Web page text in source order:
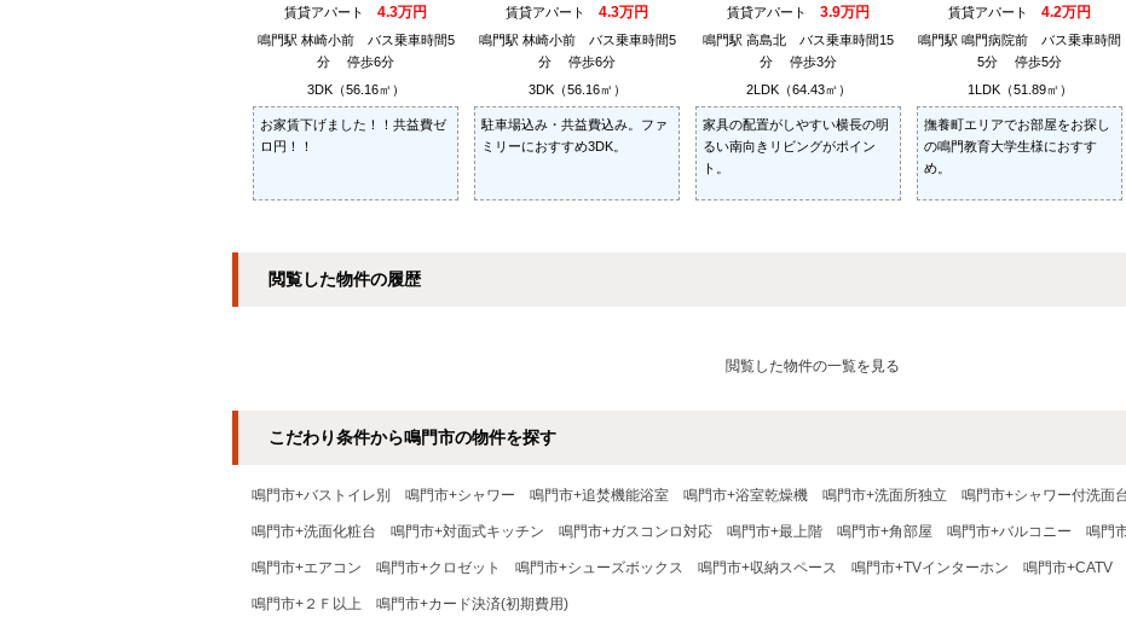
賃貸アパート 4.3万円
鳴門駅 林崎小前 バス乗車時間5
分 停歩6分
3DK（56.16㎡）
お家賃下げました！！共益費ゼ
ロ円！！
賃貸アパート 4.3万円
鳴門駅 林崎小前 バス乗車時間5
分 停歩6分
3DK（56.16㎡）
駐車場込み・共益費込み。ファ
ミリーにおすすめ3DK。
賃貸アパート 3.9万円
鳴門駅 高島北 バス乗車時間15
分 停歩3分
2LDK（64.43㎡）
家具の配置がしやすい横長の明
るい南向きリビングがポイン
ト。
賃貸アパート 4.2万円
鳴門駅 鳴門病院前 バス乗車時間
5分 停歩5分
1LDK（51.89㎡）
撫養町エリアでお部屋をお探し
の鳴門教育大学生様におすす
め。
閲覧した物件の履歴
閲覧した物件の一覧を見る
こだわり条件から鳴門市の物件を探す
鳴門市+バストイレ別 鳴門市+シャワー 鳴門市+追焚機能浴室 鳴門市+浴室乾燥機 鳴門市+洗面所独立 鳴門市+シャワー付洗面
鳴門市+洗面化粧台 鳴門市+対面式キッチン 鳴門市+ガスコンロ対応 鳴門市+最上階 鳴門市+角部屋 鳴門市+バルコニー 鳴門
鳴門市+エアコン 鳴門市+クロゼット 鳴門市+シューズボックス 鳴門市+収納スペース 鳴門市+TVインターホン 鳴門市+CATV
鳴門市+２Ｆ以上 鳴門市+カード決済(初期費用)